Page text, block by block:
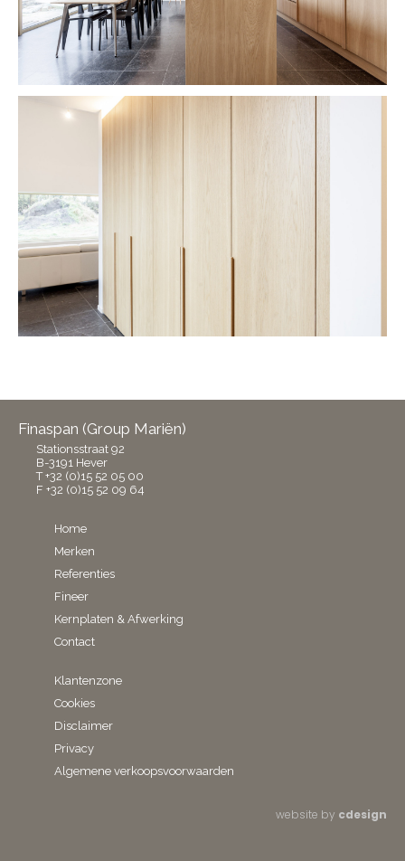
Finaspan (Group Mariën)
Stationsstraat 92
B-3191 Hever
T +32 (0)15 52 05 00
F +32 (0)15 52 09 64
Home
Merken
Referenties
Fineer
Kernplaten & Afwerking
Contact
Klantenzone
Cookies
Disclaimer
Privacy
Algemene verkoopsvoorwaarden
website by cdesign